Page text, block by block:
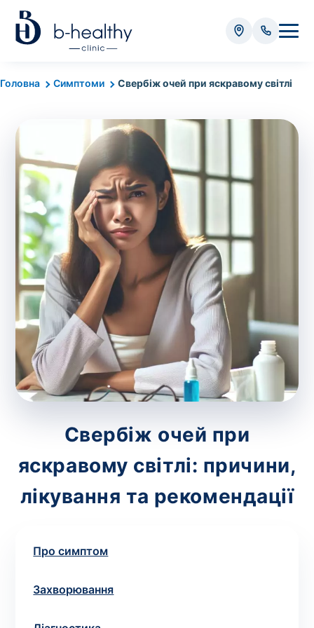
Головна Симптоми Свербіж очей при яскравому світлі
Свербіж очей при
яскравому світлі: причини,
лікування та рекомендації
Про симптом
Захворювання
Аналізи
Вартість забору крові - 50 грн
Вартість забору біоматеріалу (крім крові) - від
35 грн
Всього: 0 грн
Попередній запис на дослідження не
потрібний. Виняток становлять мазки та
зіскрібки. Взяття біоматеріалу для них
виконує лікар – необхідий
запис до фахівця.
Аналіз вдома
Номер телефону